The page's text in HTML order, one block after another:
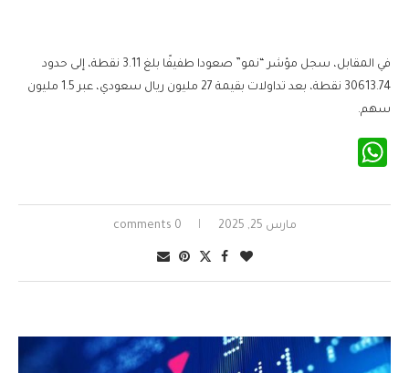
في المقابل، سجل مؤشر “نمو” صعودا طفيفًا بلغ 3.11 نقطة، إلى حدود
30613.74 نقطة، بعد تداولات بقيمة 27 مليون ريال سعودي، عبر 1.5 مليون
سهم.
مارس 25, 2025 0 comments